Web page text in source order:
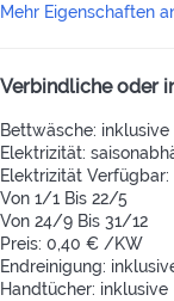
Mehr Eigenschaften
Verbindliche oder
Bettwäsche: inklusive
Elektrizität:
Elektrizität Verfügbar:
Von 1/1 Bis 22/5
Von 24/9 Bis 31/12
Preis: 0,40 € /KW
Endreinigung:
Handtücher: inklusive